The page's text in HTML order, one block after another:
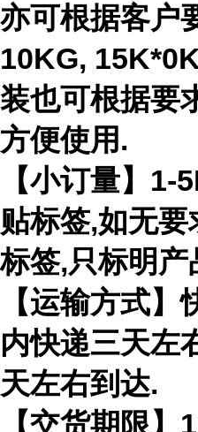
亦可根据客户
10KG,
装也可根据要
方便使用.
【小订量】1-
贴标签,如无
标签,只标明
【运输方式】
内快递三天左
天左右到达.
【交货期限